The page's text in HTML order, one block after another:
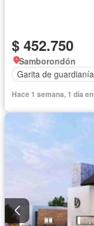
$ 452.750
Samborondón
Garita de guardianía
Hace 1 semana, 1 día